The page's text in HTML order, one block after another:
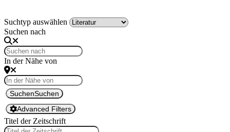
Suchtyp auswählen
Suchen nach
In der Nähe von
SuchenSuchen
Advanced Filters
Titel der Zeitschrift